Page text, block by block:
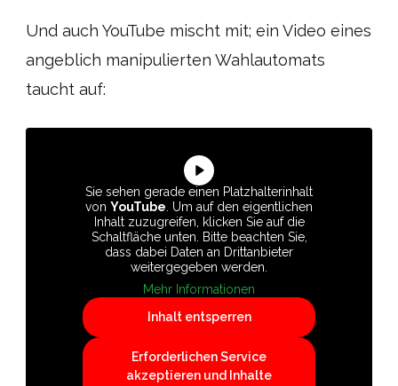
Und auch YouTube mischt mit; ein Video eines
angeblich manipulierten Wahlautomats
taucht auf:
Sie sehen gerade einen Platzhalterinhalt
von YouTube . Um auf den eigentlichen
Inhalt zuzugreifen, klicken Sie auf die
Schaltfläche unten. Bitte beachten Sie,
dass dabei Daten an Drittanbieter
weitergegeben werden.
Mehr Informationen
Inhalt entsperren
Erforderlichen Service
akzeptieren und Inhalte